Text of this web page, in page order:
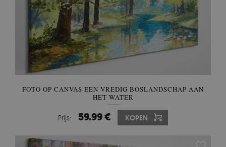
FOTO OP CANVAS EEN VREDIG BOSLANDSCHAP AAN
HET WATER
Prijs: 59.99 € KOPEN